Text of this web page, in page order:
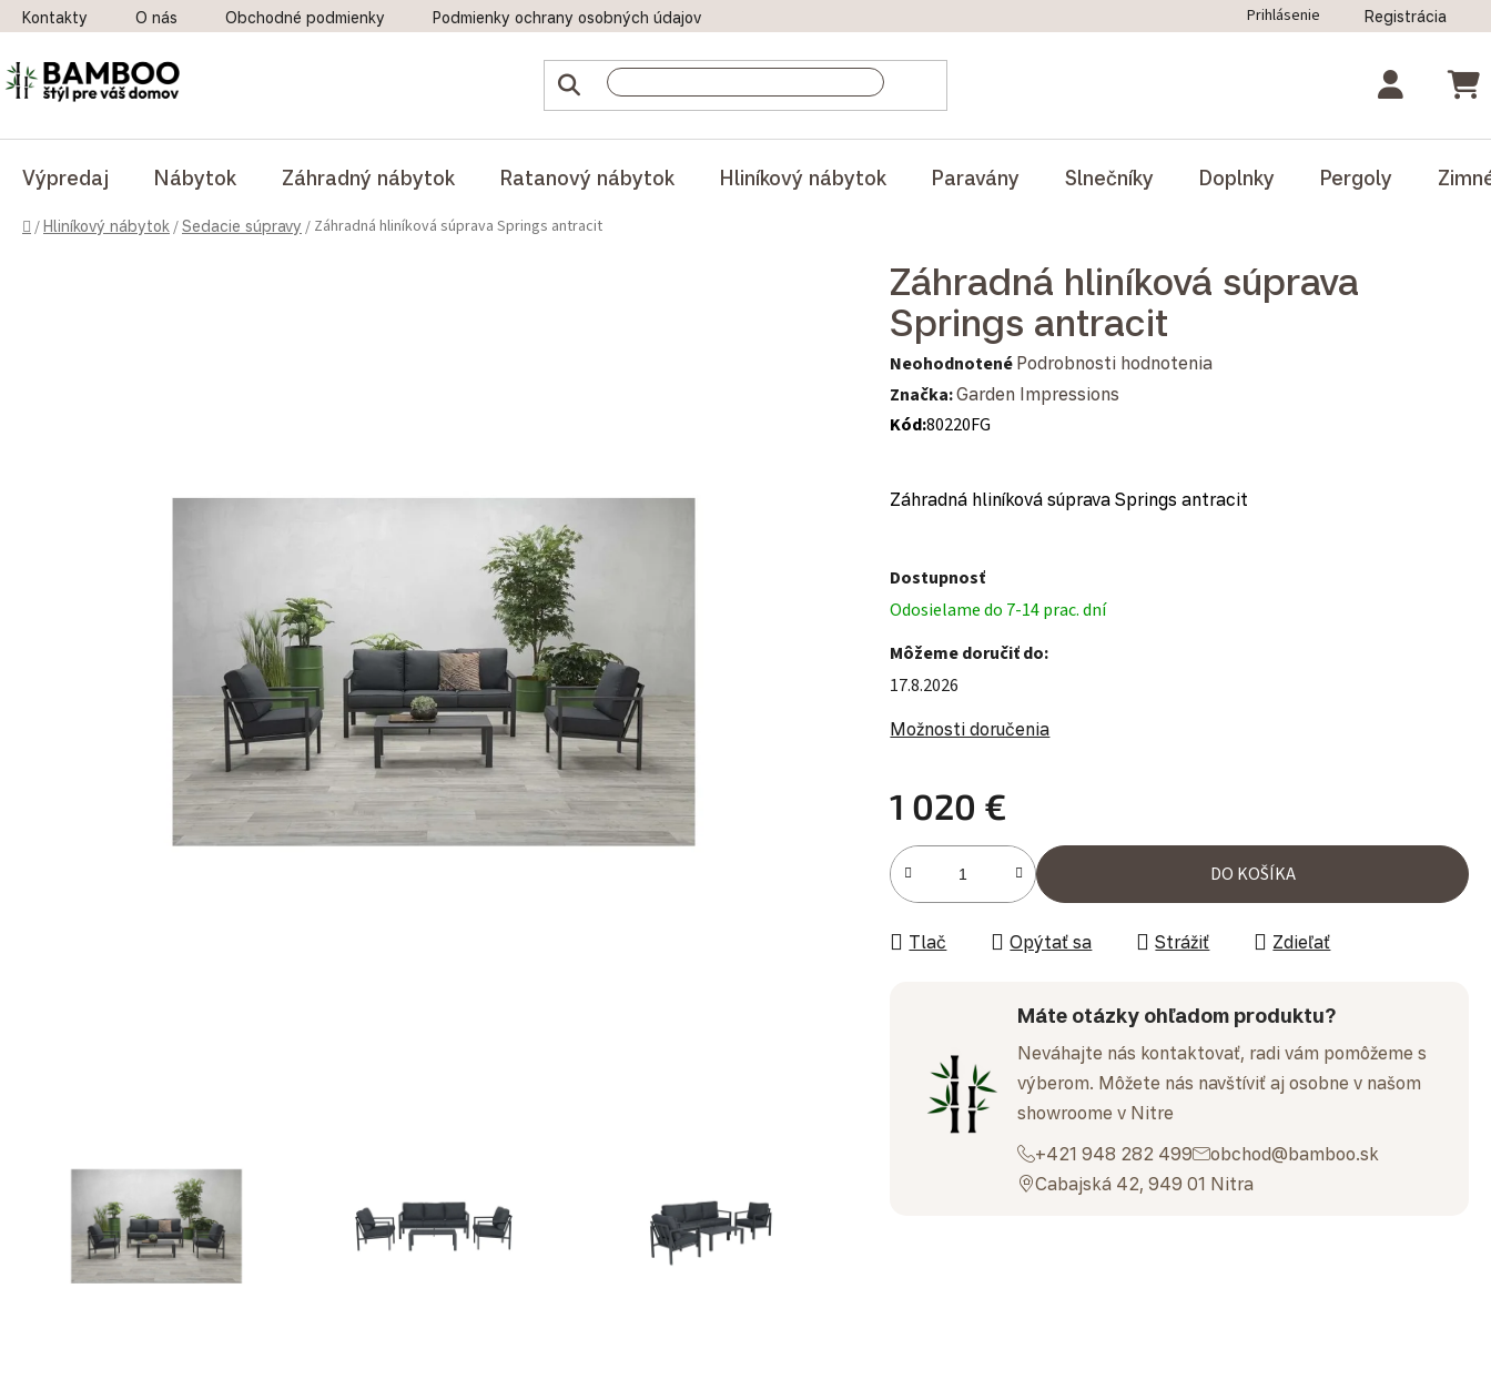
Prejsť na obsah
Kontakty O nás Obchodné podmienky Podmienky ochrany osobných údajov Odstúpenie od zmluvy
Prihlásenie Registrácia
Výpredaj Nábytok Záhradný nábytok Ratanový nábytok Hliníkový nábytok Paravány Slnečníky Doplnky Pergoly
Domov
/Hliníkový nábytok /Sedacie súpravy / Záhradná hliníková súprava Springs antracit
Záhradná hliníková súprava
Springs antracit
Priemerné hodnotenie produktu je 0,0 z 5 hviezdičiek.
Neohodnotené Podrobnosti hodnotenia
Značka:Garden Impressions
Kód:80220FG
Záhradná hliníková súprava Springs antracit
Dostupnosť
Odosielame do 7-14 prac. dní
Môžeme doručiť do:
17.8.2026
Možnosti doručenia
1 020 €
Jednotková cena:
DO KOŠÍKA
Tlač Opýtať sa Strážiť Zdieľať
Máte otázky ohľadom produktu?
Neváhajte nás kontaktovať, radi vám pomôžeme s
výberom. Môžete nás navštíviť aj osobne v našom
showroome v Nitre
+421 948 282 499
obchod@bamboo.sk
Cabajská 42, 949 01 Nitra